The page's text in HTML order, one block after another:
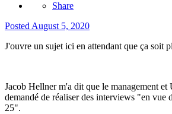
Share
Posted August 5, 2020
J'ouvre un sujet ici en attendant que ça soit
Jacob Hellner m'a dit que le management
demandé de réaliser des interviews "en vue
25".